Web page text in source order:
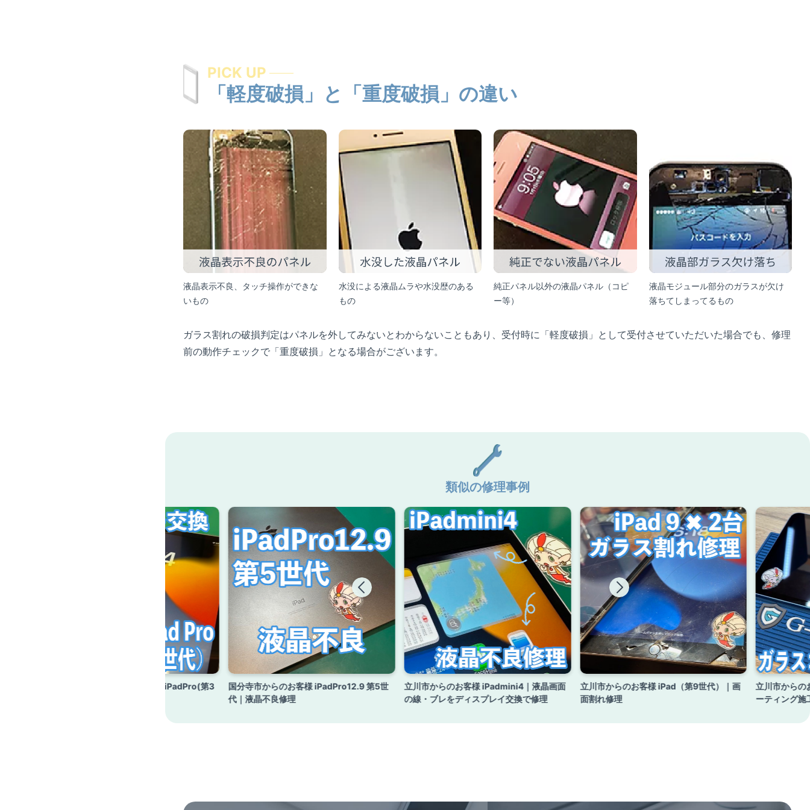
PICK UP
「軽度破損」と「重度破損」の違い
液晶表示不良、タッチ操作ができな
いもの
水没による液晶ムラや水没歴のある
もの
純正パネル以外の液晶パネル（コピ
ー等）
液晶モジュール部分のガラスが欠け
落ちてしまってるもの
ガラス割れの破損判定はパネルを外してみないとわからないこともあり、受付時に「軽度破損」として受付させていただいた場合でも、修理
前の動作チェックで「重度破損」となる場合がございます。
類似の修理事例
日野市からのお客様 11インチiPadPro(第3
国分寺市からのお客様 iPadPro12.9 第5世
代｜液晶不良修理
立川市からのお客様 iPadmini4｜液晶画面
の線・ブレをディスプレイ交換で修理
立川市からのお客様 iPad（第9世代）｜画
面割れ修理
立川市から
ーティング施